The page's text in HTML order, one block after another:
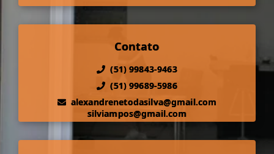
Contato
(51) 99843-9463
(51) 99689-5986
alexandrenetodasilva@gmail.com
silviampos@gmail.com